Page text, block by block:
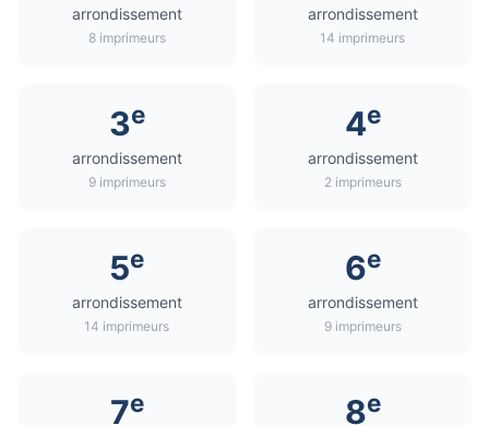
arrondissement
8 imprimeurs
arrondissement
14 imprimeurs
3e
arrondissement
9 imprimeurs
4e
arrondissement
2 imprimeurs
5e
arrondissement
14 imprimeurs
6e
arrondissement
9 imprimeurs
7e 8e